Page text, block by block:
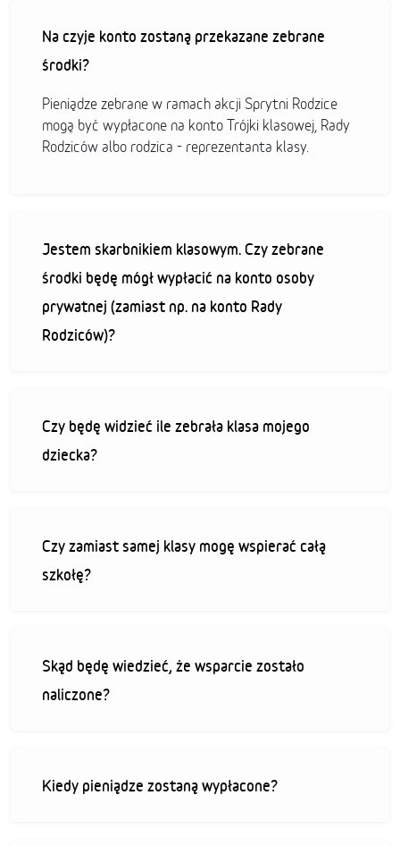
Na czyje konto zostaną przekazane zebrane
środki?
Pieniądze zebrane w ramach akcji Sprytni Rodzice
mogą być wypłacone na konto Trójki klasowej, Rady
Rodziców albo rodzica - reprezentanta klasy.
Jestem skarbnikiem klasowym. Czy zebrane
środki będę mógł wypłacić na konto osoby
prywatnej (zamiast np. na konto Rady
Rodziców)?
Czy będę widzieć ile zebrała klasa mojego
dziecka?
Czy zamiast samej klasy mogę wspierać całą
szkołę?
Skąd będę wiedzieć, że wsparcie zostało
naliczone?
Kiedy pieniądze zostaną wypłacone?